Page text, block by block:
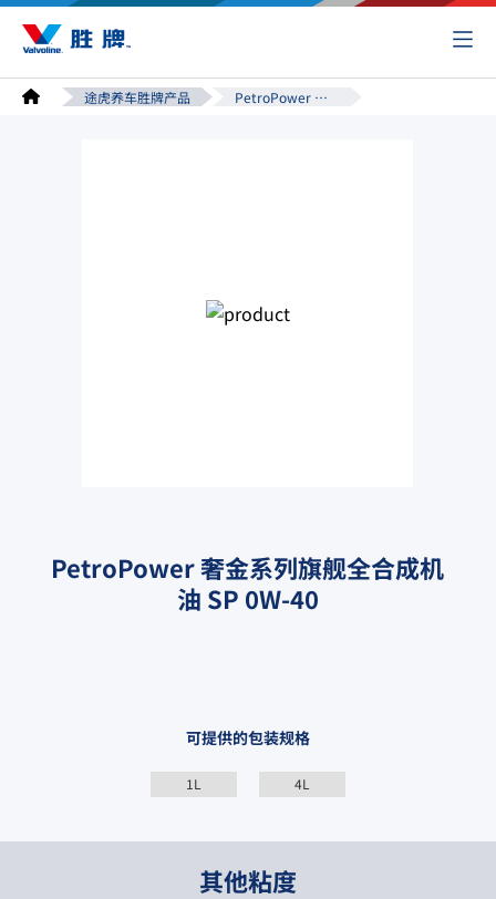
途虎养车胜牌产品 PetroPower 奢金系列旗舰全合成机油 SP 0W-40
PetroPower 奢金系列旗舰全合成机
油 SP 0W-40
可提供的包装规格
1L 4L
其他粘度